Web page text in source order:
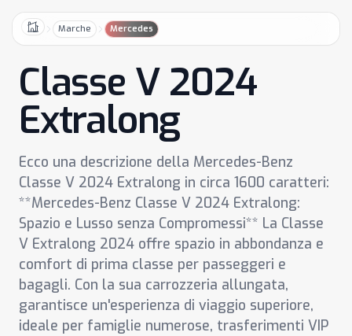
HomeMarche Mercedes
Classe V 2024
Extralong
Ecco una descrizione della Mercedes-Benz
Classe V 2024 Extralong in circa 1600 caratteri:
**Mercedes-Benz Classe V 2024 Extralong:
Spazio e Lusso senza Compromessi** La Classe
V Extralong 2024 offre spazio in abbondanza e
comfort di prima classe per passeggeri e
bagagli. Con la sua carrozzeria allungata,
garantisce un'esperienza di viaggio superiore,
ideale per famiglie numerose, trasferimenti VIP